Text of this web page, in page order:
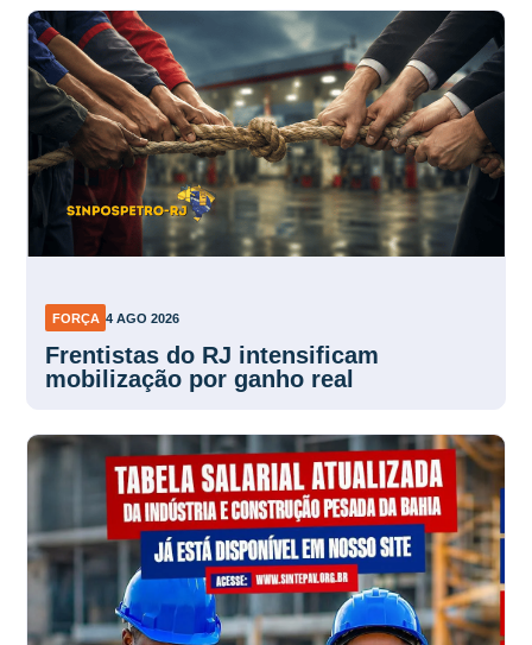
FORÇA 4 AGO 2026
Frentistas do RJ intensificam
mobilização por ganho real